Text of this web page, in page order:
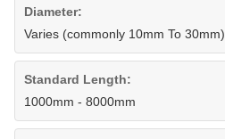
Diameter:
Varies (commonly 10mm To 30mm)
Standard Length:
1000mm - 8000mm